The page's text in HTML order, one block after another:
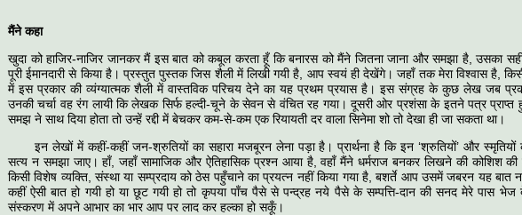
मैंने कहा
खुदा को हाजिर-नाजिर जानकर मैं इस बात को कबूल करता हूँ कि बनारस को मैंने जितना जाना और समझा है, उसका
पूरी ईमानदारी से किया है। प्रस्तुत पुस्तक जिस शैली में लिखी गयी है, आप स्वयं ही देखेंगे। जहाँ तक मेरा विश्वास है,
में इस प्रकार की व्यंग्यात्मक शैली में वास्तविक परिचय देने का यह प्रथम प्रयास है। इस संग्रह के कुछ लेख जब
उनकी चर्चा वह रंग लायी कि लेखक सिर्फ हल्दी-चूने के सेवन से वंचित रह गया। दूसरी ओर प्रशंसा के इतने पत्र प्राप्त
समझ ने साथ दिया होता तो उन्हें रद्दी में बेचकर कम-से-कम एक रियायती दर वाला सिनेमा शो तो देखा ही जा सकता था।
इन लेखों में कहीं-कहीं जन-श्रुतियों का सहारा मजबूरन लेना पड़ा है। प्रार्थना है कि इन ‘श्रुतियों’ और स्मृतियों
सत्य न समझा जाए। हाँ, जहाँ सामाजिक और ऐतिहासिक प्रश्न आया है, वहाँ मैंने धर्मराज बनकर लिखने की कोशिश
किसी विशेष व्यक्ति, संस्था या सम्प्रदाय को ठेस पहुँचाने का प्रयत्न नहीं किया गया है, बशर्ते आप उसमें जबरन यह
कहीं ऐसी बात हो गयी हो या छूट गयी हो तो कृपया पाँच पैसे से पन्द्रह नये पैसे के सम्पत्ति-दान की सनद मेरे पास
संस्करण में अपने आभार का भार आप पर लाद कर हल्का हो सकूँ।